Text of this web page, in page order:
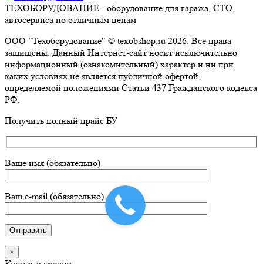
ТЕХОБОРУДОВАНИЕ - оборудование для гаража, СТО,
автосервиса по отличным ценам
ООО "Техоборудование" © texobshop.ru 2026. Все права
защищены. Данный Интернет-сайт носит исключительно
информационный (ознакомительный) характер и ни при
каких условиях не является публичной офертой,
определяемой положениями Статьи 437 Гражданского кодекса
РФ.
Go
Получить полный прайс БУ
Ваше имя (обязательно)
Ваш e-mail (обязательно)
×